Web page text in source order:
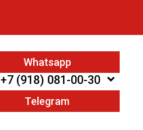
Whatsapp
+7 (918) 081-00-30
Telegram